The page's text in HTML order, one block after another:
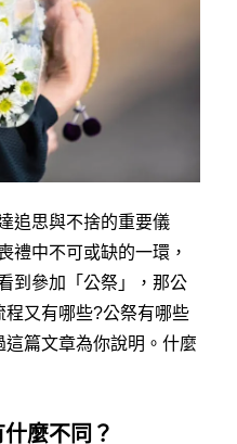
追思與不捨的重要儀
禮中不可或缺的一環，
到參加「公祭」，那公
又有哪些?公祭有哪些
篇文章為你說明。什麼
麼不同？